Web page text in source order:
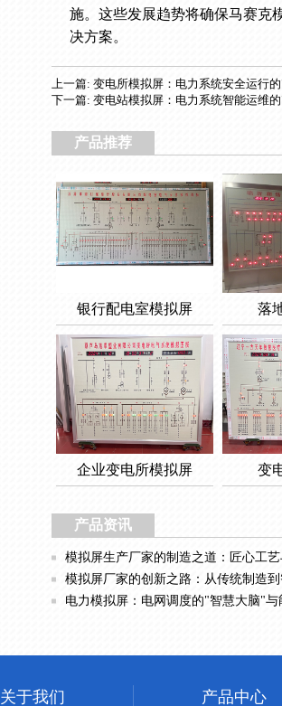
施。这些发展趋势将确保马赛克
决方案。
上一篇: 变电所模拟屏：电力系统安全运行
下一篇: 变电站模拟屏：电力系统智能运维
产品推荐
银行配电室模拟屏 落
企业变电所模拟屏 变
产品资讯
模拟屏生产厂家的制造之道：匠心工艺与智能制造的完美
模拟屏厂家的创新之路：从传统制造到智能解决方案提供商的转型与
电力模拟屏：电网调度的"智慧大脑"与能源管理的数
关于我们 产品中心